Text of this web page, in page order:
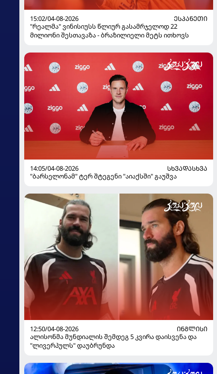
15:02/04-08-2026
ᲔᲡᲞᲐᲜᲔᲗᲘ
"რეალმა" ვინისიუსს წლიურ გასამრჯელოდ 22
მილიონი შესთავაზა - ბრაზილიელი მეტს ითხოვს
14:05/04-08-2026
ᲡᲮᲕᲐᲓᲐᲡᲮᲕᲐ
"ბარსელონამ" ტერ შტეგენი "აიაქსში" გაუშვა
12:50/04-08-2026
ᲘᲜᲒᲚᲘᲡᲘ
ალისონმა მუნდიალის შემდეგ 5 კვირა დაისვენა და
"ლივერპულს" დაუბრუნდა